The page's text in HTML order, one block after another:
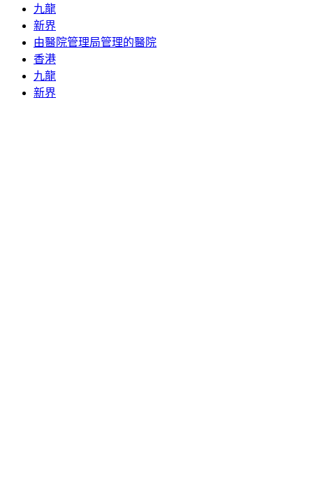
九龍
新界
由醫院管理局管理的醫院
香港
九龍
新界